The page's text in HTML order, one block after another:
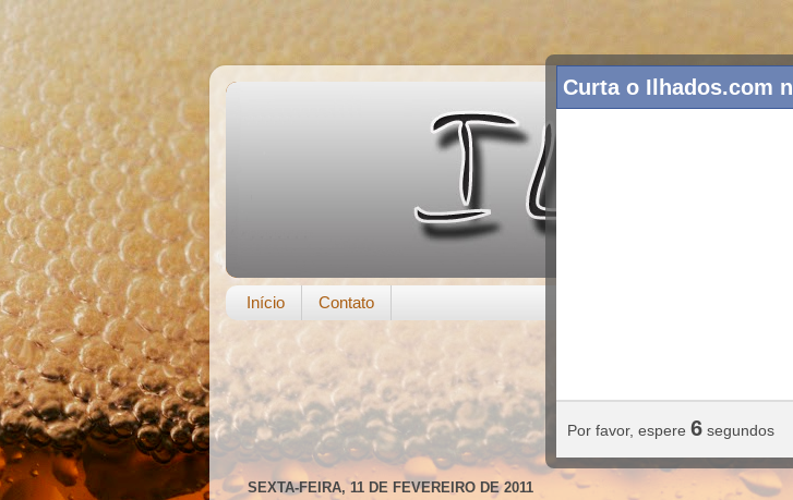
Início Contato
SEXTA-FEIRA, 11 DE FEVEREIRO DE 2011
Curta o Ilhados.com
Por favor, espere 5 segundos